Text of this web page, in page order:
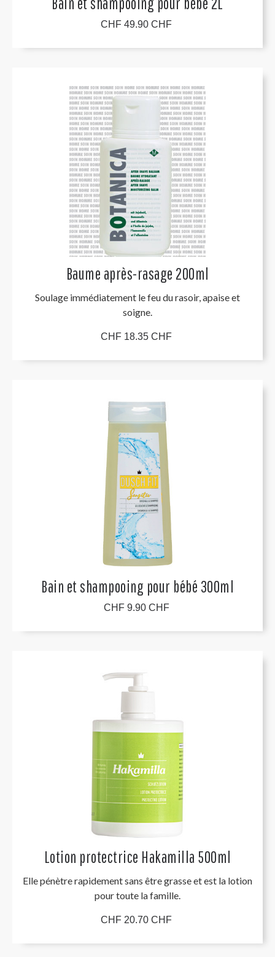
CHF 49.90 CHF
Baume après-rasage 200ml
Soulage immédiatement le feu du rasoir, apaise et
soigne.
CHF 18.35 CHF
Bain et shampooing pour bébé 300ml
CHF 9.90 CHF
Lotion protectrice Hakamilla 500ml
Elle pénètre rapidement sans être grasse et est la lotion
pour toute la famille.
CHF 20.70 CHF